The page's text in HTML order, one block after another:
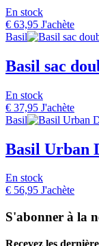
En stock
€ 63,95 J'achète
Basil
Basil sac
En stock
€ 37,95 J'achète
Basil
Basil Urban
En stock
€ 56,95 J'achète
S'abonner à la
Recevez les